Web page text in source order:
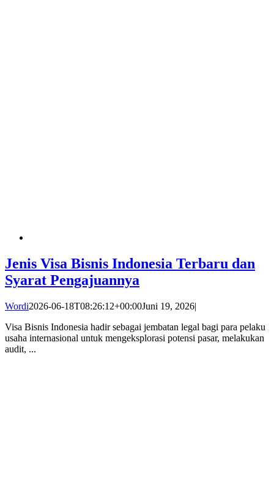
Jenis Visa Bisnis Indonesia Terbaru dan
Syarat Pengajuannya
Wordi2026-06-18T08:26:12+00:00Juni 19, 2026|
Visa Bisnis Indonesia hadir sebagai jembatan legal bagi para pelaku
usaha internasional untuk mengeksplorasi potensi pasar, melakukan
audit, ...